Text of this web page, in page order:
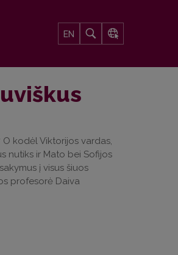
EN
kodėl Viktorijos vardas,
nutiks ir Mato bei Sofijos
į visus šiuos
profesorė Daiva